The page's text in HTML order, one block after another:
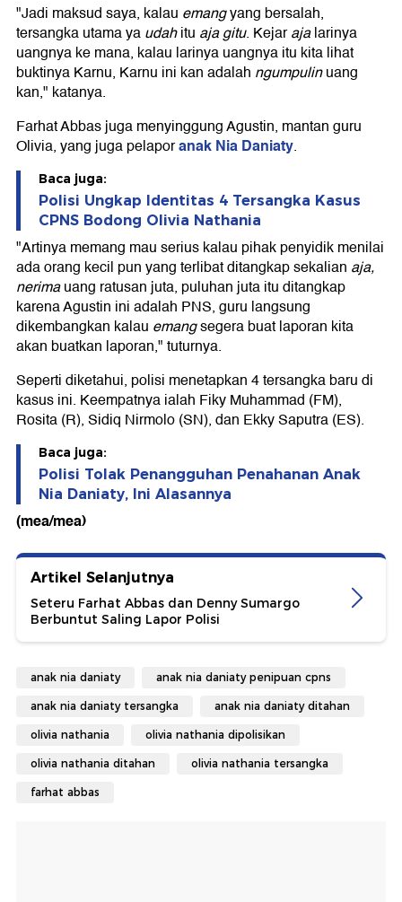
"Jadi maksud saya, kalau emangyang bersalah,
tersangka utama yaudahitu aja gitu. Kejarajalarinya
uangnya ke mana, kalau larinya uangnya itu kita lihat
buktinya Karnu, Karnu ini kan adalah ngumpulinuang
kan," katanya.
Farhat Abbas juga menyinggung Agustin, mantan guru
Olivia, yang juga pelaporanak Nia Daniaty.
Baca juga:
Polisi Ungkap Identitas 4 Tersangka Kasus
CPNS Bodong Olivia Nathania
"Artinya memang mau serius kalau pihak penyidik menilai
ada orang kecil pun yang terlibat ditangkap sekalian aja,
nerimauang ratusan juta, puluhan juta itu ditangkap
karena Agustin ini adalah PNS, guru langsung
dikembangkan kalau emangsegera buat laporan kita
akan buatkan laporan," tuturnya.
Seperti diketahui, polisi menetapkan 4 tersangka baru di
kasus ini. Keempatnya ialah Fiky Muhammad (FM),
Rosita (R), Sidiq Nirmolo (SN), dan Ekky Saputra (ES).
Baca juga:
Polisi Tolak Penangguhan Penahanan Anak
Nia Daniaty, Ini Alasannya
(mea/mea)
Artikel Selanjutnya
Seteru Farhat Abbas dan Denny Sumargo
Berbuntut Saling Lapor Polisi
anak nia daniaty anak nia daniaty penipuan cpns
anak nia daniaty tersangka anak nia daniaty ditahan
olivia nathania olivia nathania dipolisikan
olivia nathania ditahan olivia nathania tersangka
farhat abbas